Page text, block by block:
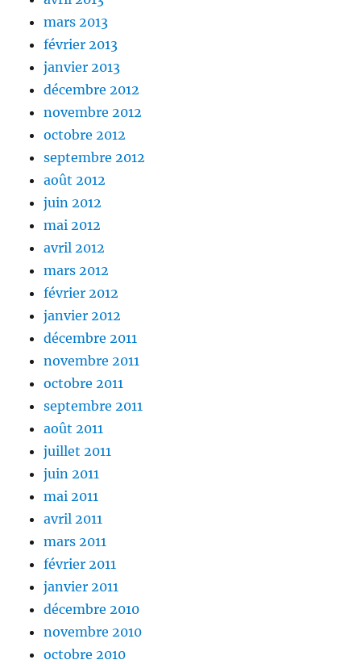
mars 2013
février 2013
janvier 2013
décembre 2012
novembre 2012
octobre 2012
septembre 2012
août 2012
juin 2012
mai 2012
avril 2012
mars 2012
février 2012
janvier 2012
décembre 2011
novembre 2011
octobre 2011
septembre 2011
août 2011
juillet 2011
juin 2011
mai 2011
avril 2011
mars 2011
février 2011
janvier 2011
décembre 2010
novembre 2010
octobre 2010